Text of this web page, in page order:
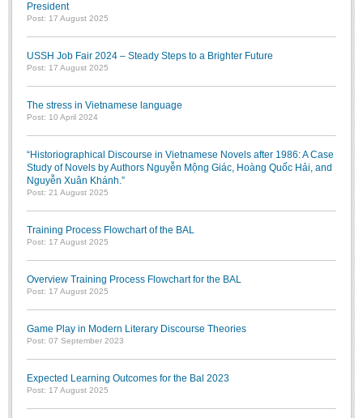
President
Post: 17 August 2025
USSH Job Fair 2024 – Steady Steps to a Brighter Future
Post: 17 August 2025
The stress in Vietnamese language
Post: 10 April 2024
“Historiographical Discourse in Vietnamese Novels after 1986: A Case
Study of Novels by Authors Nguyễn Mộng Giác, Hoàng Quốc Hải, and
Nguyễn Xuân Khánh.”
Post: 21 August 2025
Training Process Flowchart of the BAL
Post: 17 August 2025
Overview Training Process Flowchart for the BAL
Post: 17 August 2025
Game Play in Modern Literary Discourse Theories
Post: 07 September 2023
Expected Learning Outcomes for the Bal 2023
Post: 17 August 2025